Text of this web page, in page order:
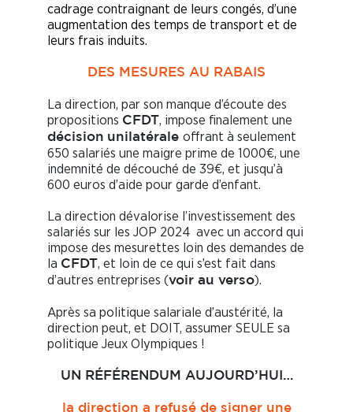
cadrage contraignant de leurs congés, d’une
augmentation des temps de transport et de
leurs frais induits.
DES MESURES AU RABAIS
La direction, par son manque d’écoute des
propositions CFDT , impose finalement une
décision unilatérale offrant à seulement
650 salariés une maigre prime de 1000€, une
indemnité de découché de 39€, et jusqu’à
600 euros d’aide pour garde d’enfant.
La direction dévalorise l’investissement des
salariés sur les JOP 2024 avec un accord qui
impose des mesurettes loin des demandes de
la CFDT , et loin de ce qui s’est fait dans
d’autres entreprises (voir au verso).
Après sa politique salariale d’austérité, la
direction peut, et DOIT, assumer SEULE sa
politique Jeux Olympiques !
UN RÉFÉRENDUM AUJOURD’HUI…
la direction a refusé de signer une